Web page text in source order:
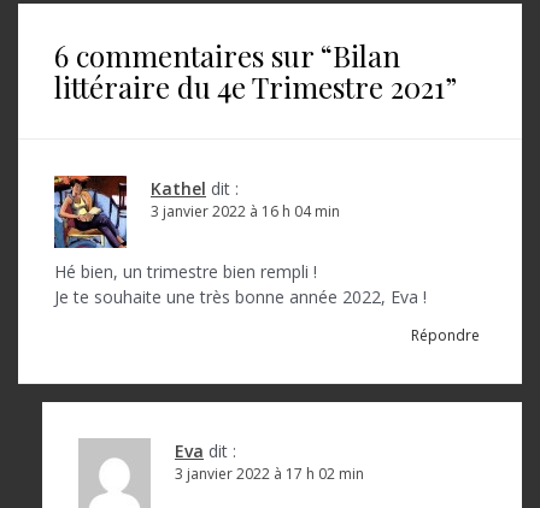
l
6 commentaires sur “Bilan
littéraire du 4e Trimestre 2021”
Kathel dit :
3 janvier 2022 à 16 h 04 min
Hé bien, un trimestre bien rempli !
Je te souhaite une très bonne année 2022, Eva !
Répondre
Eva dit :
3 janvier 2022 à 17 h 02 min